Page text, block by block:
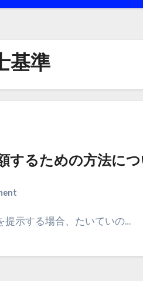
基準
するための方法につ
提示する場合、たいていの…